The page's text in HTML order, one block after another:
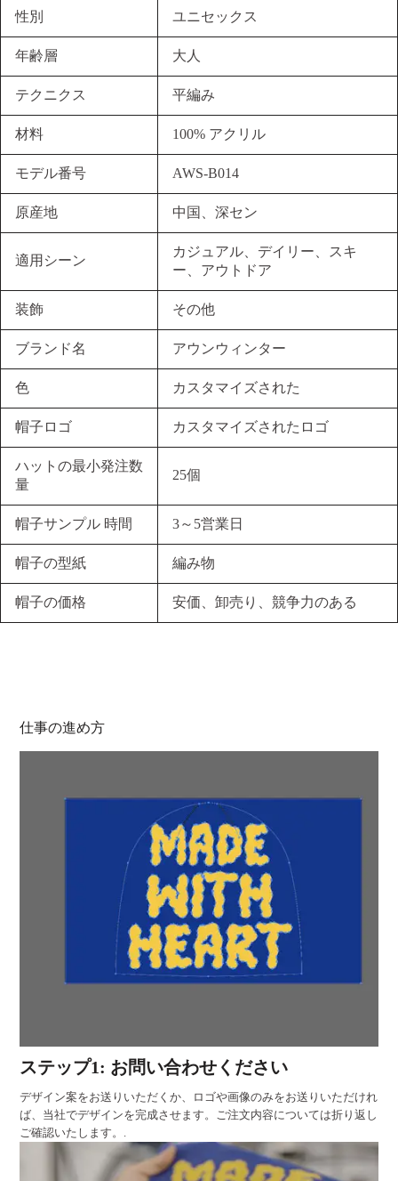
性別 ユニセックス
年齢層 大人
テクニクス 平編み
材料 100% アクリル
モデル番号 AWS-B014
原産地 中国、深セン
適用シーン
カジュアル、デイリー、スキ
ー、アウトドア
装飾 その他
ブランド名 アウンウィンター
色 カスタマイズされた
帽子ロゴ カスタマイズされたロゴ
ハットの最小発注数
量
25個
帽子サンプル 時間 3～5営業日
帽子の型紙 編み物
帽子の価格 安価、卸売り、競争力のある
仕事の進め方
ステップ1: お問い合わせください
デザイン案をお送りいただくか、ロゴや画像のみをお送りいただけれ
ば、当社でデザインを完成させます。ご注文内容については折り返し
ご確認いたします。.